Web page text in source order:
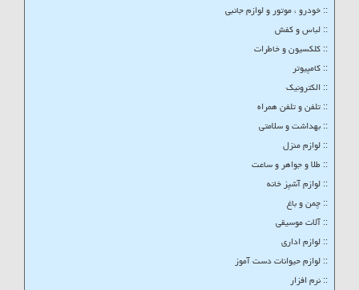
:: خودرو ، موتور و لوازم جانبی
:: لباس و کفش
:: کلکسیون و خاطرات
:: کامپیوتر
:: الکترونیک
:: تلفن و تلفن همراه
:: بهداشت و سلامتی
:: لوازم منزل
:: طلا و جواهر و ساعت
:: لوازم آشپز خانه
:: چمن و باغ
:: آلات موسیقی
:: لوازم اداری
:: لوازم حیوانات دست آموز
:: نرم افزار